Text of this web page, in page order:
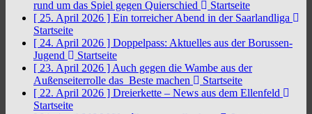
rund um das Spiel gegen Quierschied
Startseite
[ 25. April 2026 ] Ein torreicher Abend in der Saarlandliga
Startseite
[ 24. April 2026 ] Doppelpass: Aktuelles aus der Borussen-
Jugend
Startseite
[ 23. April 2026 ] Auch gegen die Wambe aus der
Außenseiterrolle das Beste machen
Startseite
[ 22. April 2026 ] Dreierkette – News aus dem Ellenfeld
Startseite